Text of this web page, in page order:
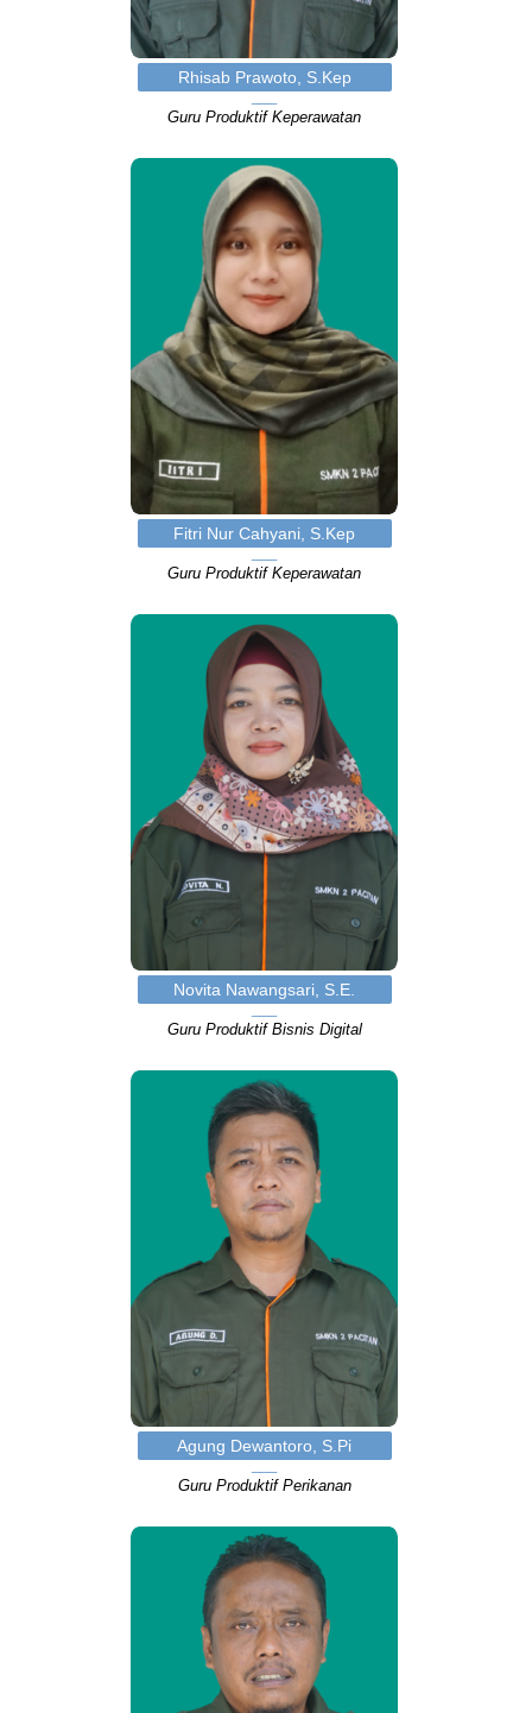
Rhisab Prawoto, S.Kep
Guru Produktif Keperawatan
Fitri Nur Cahyani, S.Kep
Guru Produktif Keperawatan
Novita Nawangsari, S.E.
Guru Produktif Bisnis Digital
Agung Dewantoro, S.Pi
Guru Produktif Perikanan